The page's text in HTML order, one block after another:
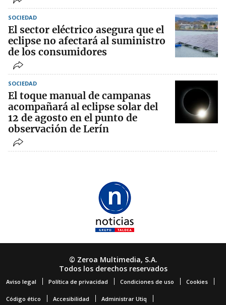
SOCIEDAD
El sector eléctrico asegura que el
eclipse no afectará al suministro
de los consumidores
SOCIEDAD
El toque manual de campanas
acompañará al eclipse solar del
12 de agosto en el punto de
observación de Lerín
© Zeroa Multimedia, S.A.
Todos los derechos reservados
Aviso legal Política de privacidad Condiciones de uso Cookies
Código ético Accesibilidad Administrar Utiq